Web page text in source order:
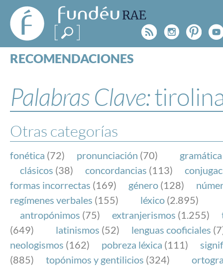
FundéuRAE
- Fundación
del Español
Urgente
Rss
RECOMENDACIONES
ESPECIALES
BLOG
NOTICIAS
SOBRE LA FUNDÉURAE
FundéuRAE es una fundación patrocinada por la
y la Real Academia Española, cuyo objetivo es
el buen uso del español en los medios de
Internet.
Palabras Clave:
Otras categorías
fonética (72) pronunciación (70) gramática
clásicos (38) concordancias (113)
formas incorrectas (169) género (128)
regímenes verbales (155) léxico (2.895)
antropónimos (75) extranjerismos (1.255)
(649)
latinismos (52) lenguas cooficiales
neologismos (162) pobreza léxica (111)
(885)
topónimos y gentilicios (324)